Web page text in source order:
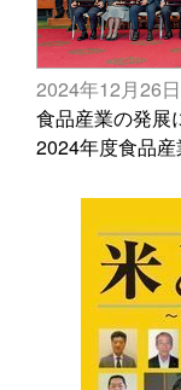
2024年12月26日
食品産業の発展
2024年度食品産